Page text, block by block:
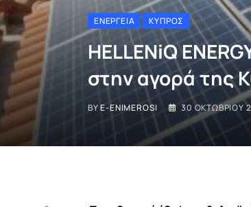
ΕΝΈΡΓΕΙΑ ΚΎΠΡΟΣ
HELLENiQ
στην αγορά της
BYE-ENIMEROSI 30 ΟΚΤΩΒΡΊΟΥ